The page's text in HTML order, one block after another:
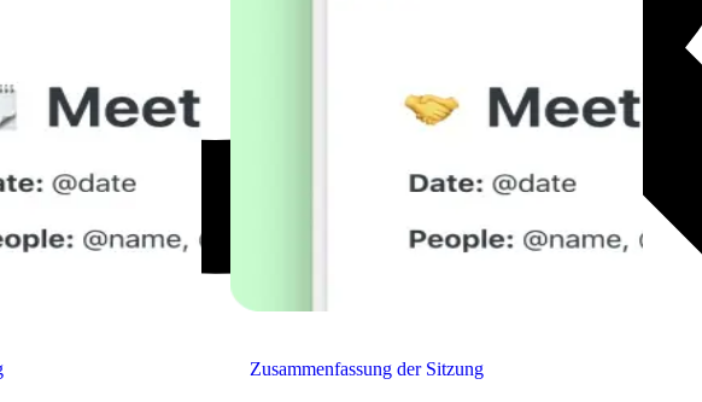
Zusammenfassung der Sitzung